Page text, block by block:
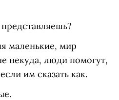
маленькие, мир
некуда, люди помогут,
им сказать как.